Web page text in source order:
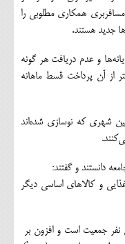
مسافربري همكاري مطلوبي را
و عدم دريافت هر گونه
از آن پرداخت قسط ماهانه
شهري كه نوسازي شده‌اند
دانستند و گفتند:
و كالاهاي اساسي ديگر